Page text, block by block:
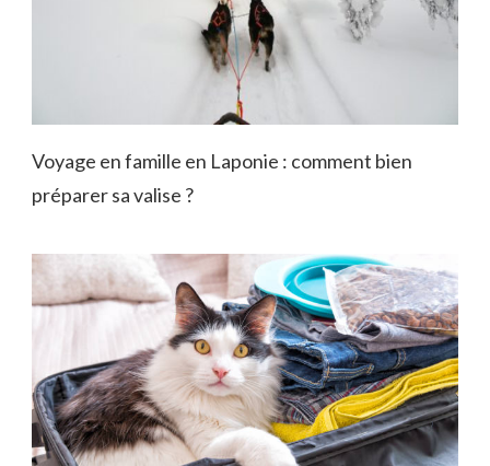
Voyage en famille en Laponie : comment bien
préparer sa valise ?